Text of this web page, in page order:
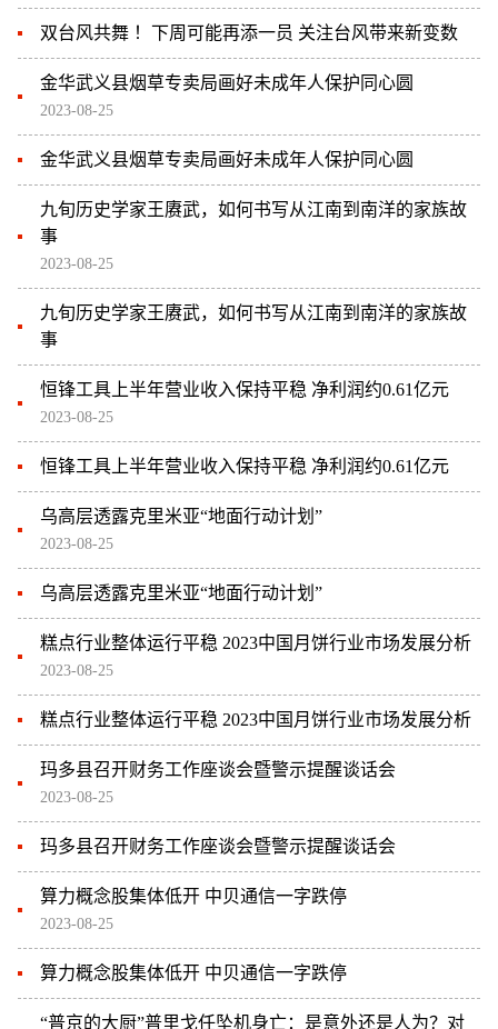
双台风共舞 ！下周可能再添一员 关注台风带来新变数
金华武义县烟草专卖局画好未成年人保护同心圆
2023-08-25
金华武义县烟草专卖局画好未成年人保护同心圆
九旬历史学家王赓武，如何书写从江南到南洋的家族故
事
2023-08-25
九旬历史学家王赓武，如何书写从江南到南洋的家族故
事
恒锋工具上半年营业收入保持平稳 净利润约0.61亿元
2023-08-25
恒锋工具上半年营业收入保持平稳 净利润约0.61亿元
乌高层透露克里米亚“地面行动计划”
2023-08-25
乌高层透露克里米亚“地面行动计划”
糕点行业整体运行平稳 2023中国月饼行业市场发展分析
2023-08-25
糕点行业整体运行平稳 2023中国月饼行业市场发展分析
玛多县召开财务工作座谈会暨警示提醒谈话会
2023-08-25
玛多县召开财务工作座谈会暨警示提醒谈话会
算力概念股集体低开 中贝通信一字跌停
2023-08-25
算力概念股集体低开 中贝通信一字跌停
“普京的大厨”普里戈任坠机身亡：是意外还是人为？对